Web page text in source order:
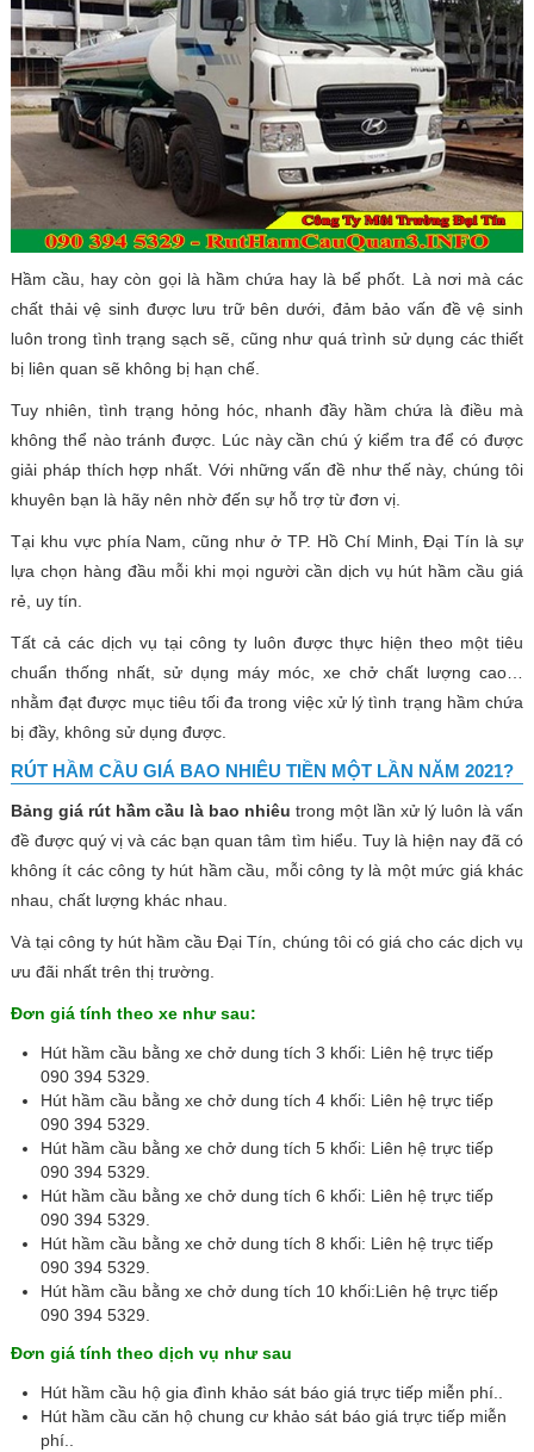
Hầm cầu, hay còn gọi là hầm chứa hay là bể phốt. Là nơi mà các
chất thải vệ sinh được lưu trữ bên dưới, đảm bảo vấn đề vệ sinh
luôn trong tình trạng sạch sẽ, cũng như quá trình sử dụng các thiết
bị liên quan sẽ không bị hạn chế.
Tuy nhiên, tình trạng hỏng hóc, nhanh đầy hầm chứa là điều mà
không thể nào tránh được. Lúc này cần chú ý kiểm tra để có được
giải pháp thích hợp nhất. Với những vấn đề như thế này, chúng tôi
khuyên bạn là hãy nên nhờ đến sự hỗ trợ từ đơn vị.
Tại khu vực phía Nam, cũng như ở TP. Hồ Chí Minh, Đại Tín là sự
lựa chọn hàng đầu mỗi khi mọi người cần dịch vụ hút hầm cầu giá
rẻ, uy tín.
Tất cả các dịch vụ tại công ty luôn được thực hiện theo một tiêu
chuẩn thống nhất, sử dụng máy móc, xe chở chất lượng cao…
nhằm đạt được mục tiêu tối đa trong việc xử lý tình trạng hầm chứa
bị đầy, không sử dụng được.
RÚT HẦM CẦU GIÁ BAO NHIÊU TIỀN MỘT LẦN NĂM 2021?
Bảng giá rút hầm cầu là bao nhiêu trong một lần xử lý luôn là vấn
đề được quý vị và các bạn quan tâm tìm hiểu. Tuy là hiện nay đã có
không ít các công ty hút hầm cầu, mỗi công ty là một mức giá khác
nhau, chất lượng khác nhau.
Và tại công ty hút hầm cầu Đại Tín, chúng tôi có giá cho các dịch vụ
ưu đãi nhất trên thị trường.
Đơn giá tính theo xe như sau:
Hút hầm cầu bằng xe chở dung tích 3 khối: Liên hệ trực tiếp
090 394 5329.
Hút hầm cầu bằng xe chở dung tích 4 khối: Liên hệ trực tiếp
090 394 5329.
Hút hầm cầu bằng xe chở dung tích 5 khối: Liên hệ trực tiếp
090 394 5329.
Hút hầm cầu bằng xe chở dung tích 6 khối: Liên hệ trực tiếp
090 394 5329.
Hút hầm cầu bằng xe chở dung tích 8 khối: Liên hệ trực tiếp
090 394 5329.
Hút hầm cầu bằng xe chở dung tích 10 khối:Liên hệ trực tiếp
090 394 5329.
Đơn giá tính theo dịch vụ như sau
Hút hầm cầu hộ gia đình khảo sát báo giá trực tiếp miễn phí..
Hút hầm cầu căn hộ chung cư khảo sát báo giá trực tiếp miễn
phí..